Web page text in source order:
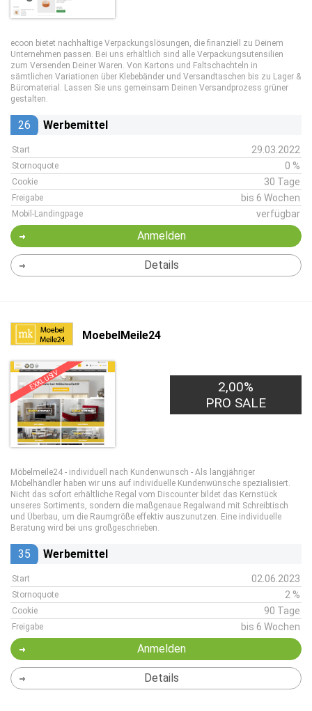
ecoon bietet nachhaltige Verpackungslösungen, die finanziell zu Deinem
Unternehmen passen. Bei uns erhältlich sind alle Verpackungsutensilien
zum Versenden Deiner Waren. Von Kartons und Faltschachteln in
sämtlichen Variationen über Klebebänder und Versandtaschen bis zu Lager &
Büromaterial. Lassen Sie uns gemeinsam Deinen Versandprozess grüner
gestalten.
26 Werbemittel
Start 29.03.2022
Stornoquote 0 %
Cookie 30 Tage
Freigabe bis 6 Wochen
Mobil-Landingpage verfügbar
Anmelden
Details
MoebelMeile24
EXKLUSIV
2,00%
PRO SALE
Möbelmeile24 - individuell nach Kundenwunsch - Als langjähriger
Möbelhändler haben wir uns auf individuelle Kundenwünsche spezialisiert.
Nicht das sofort erhältliche Regal vom Discounter bildet das Kernstück
unseres Sortiments, sondern die maßgenaue Regalwand mit Schreibtisch
und Überbau, um die Raumgröße effektiv auszunutzen. Eine individuelle
Beratung wird bei uns großgeschrieben.
35 Werbemittel
Start 02.06.2023
Stornoquote 2 %
Cookie 90 Tage
Freigabe bis 6 Wochen
Anmelden
Details